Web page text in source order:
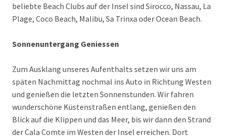
beliebte Beach Clubs auf der Insel sind Sirocco, Nassau, La
Plage, Coco Beach, Malibu, Sa Trinxa oder Ocean Beach.
Sonnenuntergang Geniessen
Zum Ausklang unseres Aufenthalts setzen wir uns am
späten Nachmittag nochmal ins Auto in Richtung Westen
und genießen die letzten Sonnenstunden. Wir fahren
wunderschöne Küstenstraßen entlang, genießen den
Blick auf die Klippen und das Meer, bis wir dann den Strand
der Cala Comte im Westen der Insel erreichen. Dort